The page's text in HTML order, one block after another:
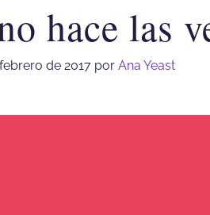
hace las
de 2017 por Ana Yeast